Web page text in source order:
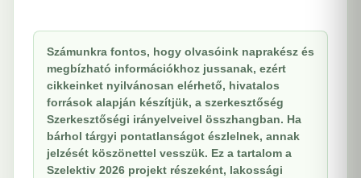
Számunkra fontos, hogy olvasóink naprakész és
megbízható információkhoz jussanak, ezért
cikkeinket nyilvánosan elérhető, hivatalos
források alapján készítjük, a szerkesztőség
Szerkesztőségi irányelveivel összhangban. Ha
bárhol tárgyi pontatlanságot észlelnek, annak
jelzését köszönettel vesszük. Ez a tartalom a
Szelektiv 2026 projekt részeként, lakossági